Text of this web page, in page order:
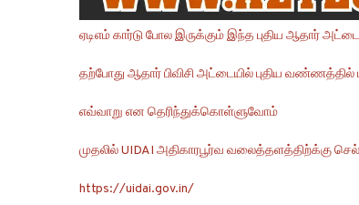
ஏடிஎம் கார்டு போல இருக்கும் இந்த புதிய ஆதார்
தற்போது ஆதார் பிவிசி அட்டையில் புதிய
எவ்வாறு என தெரிந்துக்கொள்ளுவோம்
முதலில் UIDAI அதிகாரபூர்வ வலைத்தளத்திற்க்கு
https://uidai.gov.in/